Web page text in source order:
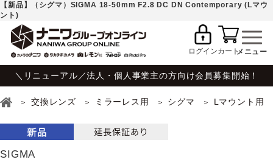
【新品】（シグマ）SIGMA 18-50mm F2.8 DC DN Contemporary (Lマウ
ント)
ログインカート
＼リニューアル／法人・個人事業主の方向け会員募集開始！
交換レンズ ミラーレス用 シグマ Lマウント用
SIGMA